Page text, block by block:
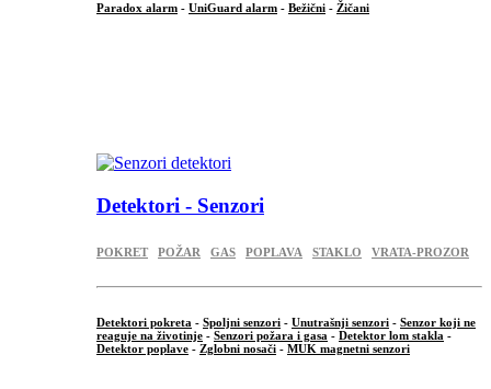
Paradox alarm - UniGuard alarm - Bežični - Žičani
Detektori - Senzori
POKRET POŽAR GAS POPLAVA STAKLO VRATA-PROZOR
Detektori pokreta - Spoljni senzori - Unutrašnji senzori - Senzor koji ne
reaguje na životinje - Senzori požara i gasa - Detektor lom stakla -
Detektor poplave - Zglobni nosači - MUK magnetni senzori